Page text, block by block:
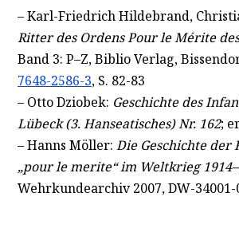
– Karl-Friedrich Hildebrand,
Ritter des Ordens Pour le Mérite
Band 3: P–Z, Biblio Verlag,
7648-2586-3, S. 82-83
– Otto Dziobek: Geschichte des
Lübeck (3. Hanseatisches) Nr. 162;
– Hanns Möller: Die Geschichte der
„pour le merite“ im Weltkrieg
Wehrkundearchiv 2007, DW-34001-